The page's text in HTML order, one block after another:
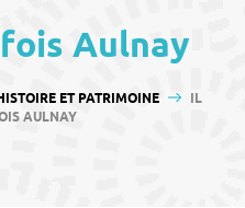
Aulnay
ET PATRIMOINE
IL
AULNAY